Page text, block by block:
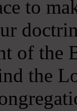
to
of the
the